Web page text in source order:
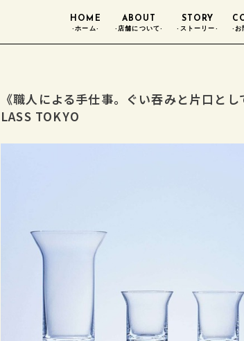
HOME
-ホーム-
ABOUT
-店舗について-
STORY
-ストーリー- -お
《職人による手仕事。ぐい吞みと片口と
LASS TOKYO